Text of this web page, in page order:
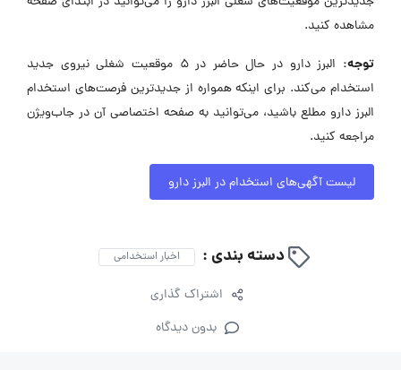
مشاهده کنید.
توجه:
البرز دارو در حال حاضر در ۵ موقعیت شغلی نیروی جدید
استخدام می‌کند. برای اینکه همواره از جدیدترین فرصت‌های استخدام
البرز دارو مطلع باشید، می‌توانید به صفحه اختصاصی آن در جاب‌ویژن
مراجعه کنید.
لیست آگهی‌های استخدام در البرز دارو
دسته بندی : اخبار استخدامی
اشتراک گذاری
بدون دیدگاه